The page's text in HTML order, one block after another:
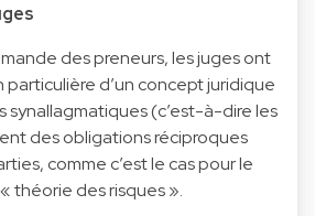
des preneurs, les juges ont
d’un concept juridique
synallagmatiques (c’est-à-dire les
des obligations réciproques
comme c’est le cas pour le
théorie des risques ».